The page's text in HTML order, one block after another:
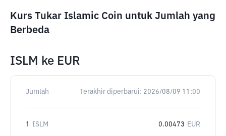
Kurs Tukar Islamic Coin untuk Jumlah yang
Berbeda
ISLM ke EUR
Jumlah Terakhir diperbarui: 2026/08/09 11:00
1 ISLM 0.00473 EUR